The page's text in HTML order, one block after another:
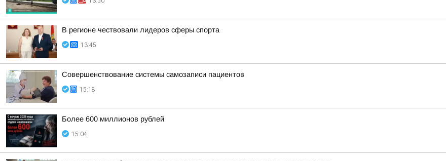
В регионе чествовали лидеров сферы спорта
13:45
Совершенствование системы самозаписи пациентов
15:18
Более 600 миллионов рублей
15:04